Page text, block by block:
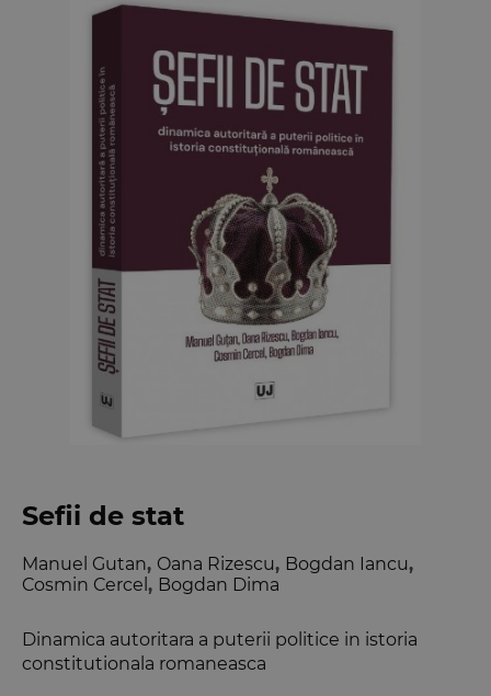
Sefii de stat
Dinamica autoritara a puterii politice in istoria
constitutionala romaneasca
Manuel Gutan, Oana Rizescu, Bogdan Iancu,
Cosmin Cercel , Bogdan Dima